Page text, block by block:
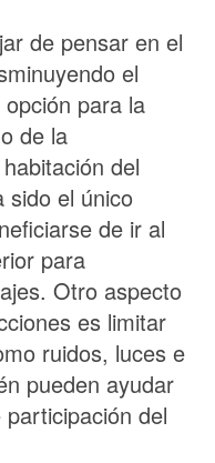
de pensar en el
el
para la
de la
del
sido el único
de ir al
para
Otro aspecto
es limitar
ruidos, luces e
pueden ayudar
del